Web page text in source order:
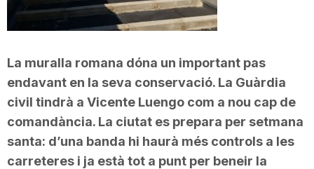
t
d
e
T
La muralla romana dóna un important pas
endavant en la seva conservació. La Guàrdia
civil tindrà a Vicente Luengo com a nou cap de
comandància. La ciutat es prepara per setmana
santa: d’una banda hi haurà més controls a les
carreteres i ja està tot a punt per beneir la